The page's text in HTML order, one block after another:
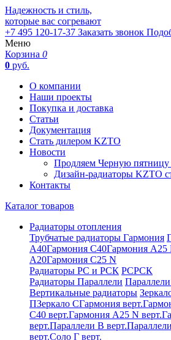
Надежность и стиль,
которые вас согревают
+7 495 120-17-37 Заказать звонок
Меню
Корзина 0
0 руб.
О компании
Наши проекты
Покупка и доставка
Статьи
Документация
Стать дилером KZTO
Новости
Продляем Черную пятницу
Дизайн-радиаторы KZTO
Контакты
Каталог товаров
Радиаторы отопления
Трубчатые радиаторы Гармония
А40Гармония С40Гармония А25
А20Гармония С25 N
Радиаторы РС и РСК РСРСК
Радиаторы Параллели
Вертикальные радиаторы
ПЗеркало СГармония верт.
С40 верт.Гармония А25 N верт.
верт.Параллели В верт.
верт.Соло Г верт.